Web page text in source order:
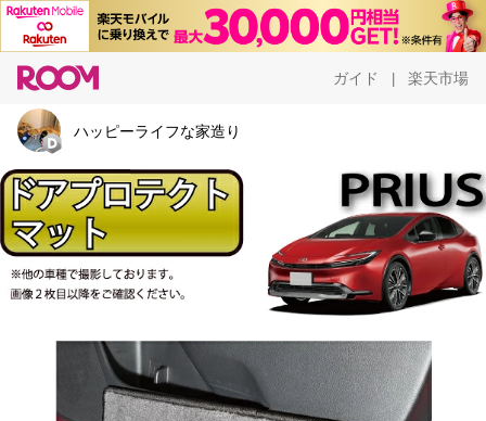
ガイド 楽天市場
ハッピーライフな家造り